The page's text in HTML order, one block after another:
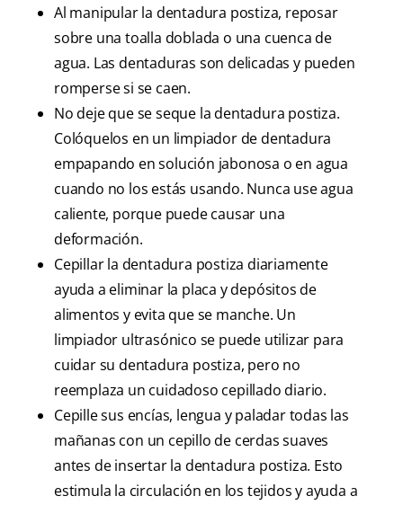
Al manipular la dentadura postiza, reposar
sobre una toalla doblada o una cuenca de
agua. Las dentaduras son delicadas y pueden
romperse si se caen.
No deje que se seque la dentadura postiza.
Colóquelos en un limpiador de dentadura
empapando en solución jabonosa o en agua
cuando no los estás usando. Nunca use agua
caliente, porque puede causar una
deformación.
Cepillar la dentadura postiza diariamente
ayuda a eliminar la placa y depósitos de
alimentos y evita que se manche. Un
limpiador ultrasónico se puede utilizar para
cuidar su dentadura postiza, pero no
reemplaza un cuidadoso cepillado diario.
Cepille sus encías, lengua y paladar todas las
mañanas con un cepillo de cerdas suaves
antes de insertar la dentadura postiza. Esto
estimula la circulación en los tejidos y ayuda a